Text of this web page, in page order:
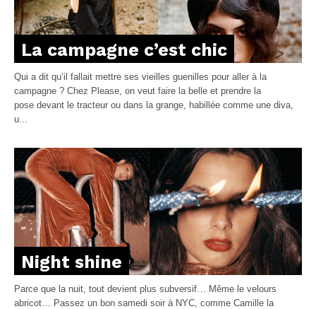
La campagne c’est chic
Qui a dit qu’il fallait mettre ses vieilles guenilles pour aller à la
campagne ? Chez Please, on veut faire la belle et prendre la
pose devant le tracteur ou dans la grange, habillée comme une diva,
u...
Night shine
Parce que la nuit, tout devient plus subversif… Même le velours
abricot… Passez un bon samedi soir à NYC, comme Camille la